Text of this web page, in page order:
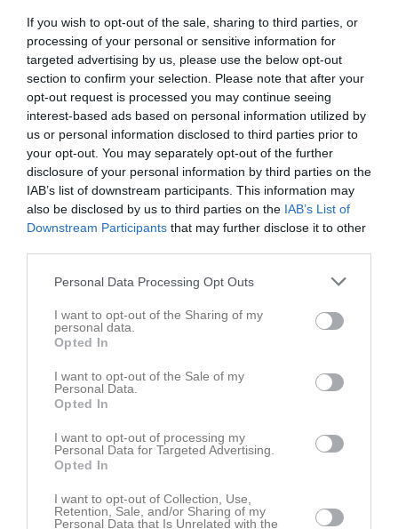
If you wish to opt-out of the sale, sharing to third parties, or
processing of your personal or sensitive information for
targeted advertising by us, please use the below opt-out
section to confirm your selection. Please note that after your
opt-out request is processed you may continue seeing
interest-based ads based on personal information utilized by
us or personal information disclosed to third parties prior to
your opt-out. You may separately opt-out of the further
disclosure of your personal information by third parties on the
IAB’s list of downstream participants. This information may
also be disclosed by us to third parties on the IAB’s List of
Downstream Participants that may further disclose it to other
Personal Data Processing Opt Outs
I want to opt-out of the Sharing of my
personal data.
Opted In
I want to opt-out of the Sale of my
Personal Data.
Opted In
I want to opt-out of processing my
Personal Data for Targeted Advertising.
Opted In
I want to opt-out of Collection, Use,
Retention, Sale, and/or Sharing of my
Personal Data that Is Unrelated with the
Rapportera
Malin Larsson
Ok 😊
Rapportera
23 maj
Natali Siltanen
Ok
Rapportera
23 maj
Ida Karlsson
Rapportera
Johnny Elvin
Ok
Sofia Johansson
Rapportera
Ok